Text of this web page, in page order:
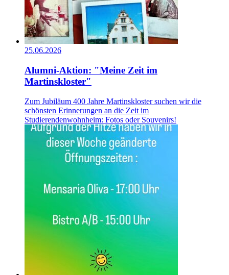
25.06.2026
Alumni-Aktion: "Meine Zeit im
Martinskloster"
Zum Jubiläum 400 Jahre Martinskloster suchen wir die
schönsten Erinnerungen an die Zeit im
Studierendenwohnheim: Fotos oder Souvenirs!